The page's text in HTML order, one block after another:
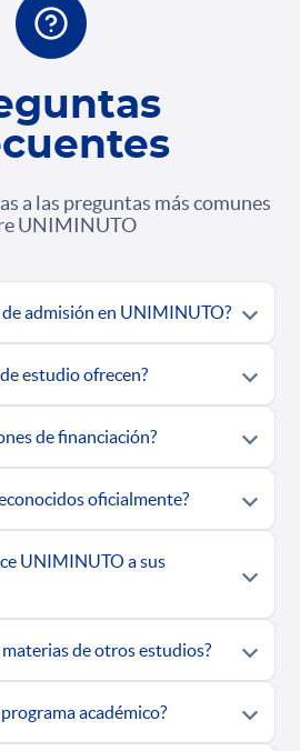
a las preguntas más comunes
UNIMINUTO
de admisión en UNIMINUTO?
estudio ofrecen?
de financiación?
oficialmente?
UNIMINUTO a sus
de otros estudios?
académico?